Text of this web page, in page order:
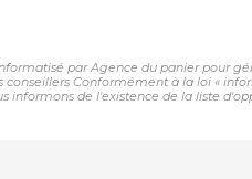
par Agence du panier pour
Conformément à la loi «
de l'existence de la liste